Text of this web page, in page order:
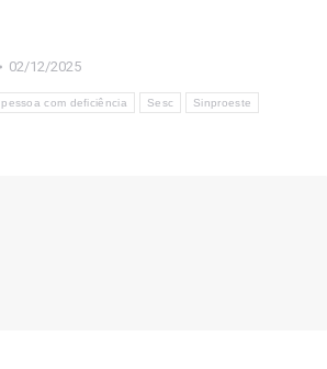
02/12/2025
pessoa com deficiência Sesc Sinproeste